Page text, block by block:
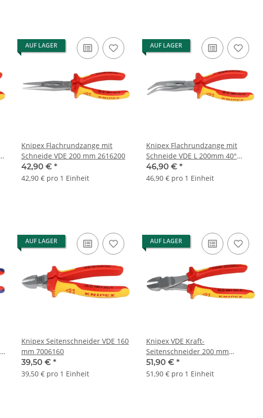
AUF LAGER
Knipex Flachrundzange mit
Schneide VDE 200 mm 2616200
42,90 € *
42,90 € pro 1 Einheit
AUF LAGER
Knipex Flachrundzange mit
Schneide VDE L 200mm 40°
Backen 2626200
46,90 € *
46,90 € pro 1 Einheit
AUF LAGER
Knipex Seitenschneider VDE 160
mm 7006160
39,50 € *
39,50 € pro 1 Einheit
AUF LAGER
Knipex VDE Kraft-
Seitenschneider 200 mm
isolierter Kopf 7406200
51,90 € *
51,90 € pro 1 Einheit